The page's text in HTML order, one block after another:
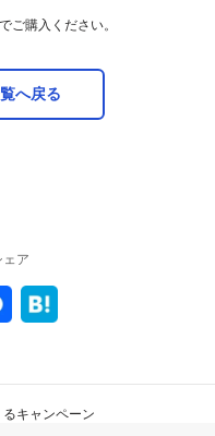
は、PayPay残高、ヤフー
でのお支払いはPayPayピ
対象外です。
ペーンの中で、付与され
なるものが適用されま
場合を除き、それらが重
。
が、1回のお支払いについ
、合計で支払額の66.5％
でご購入ください。
へ戻る
ェア
キャンペーン